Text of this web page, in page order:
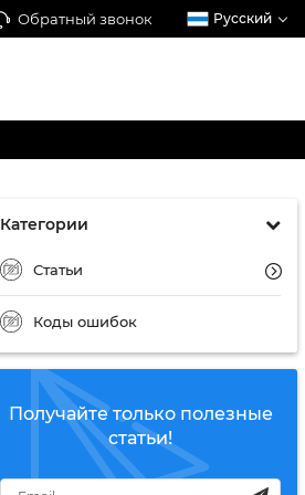
Обратный звонок Русский
Категории
Статьи
Коды ошибок
Получайте только полезные
статьи!